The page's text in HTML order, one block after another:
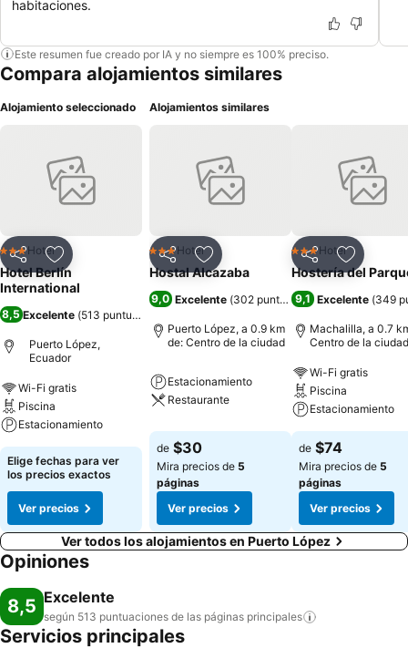
habitaciones.
Este resumen fue creado por IA y no siempre es 100% preciso.
Compara alojamientos similares
Alojamiento seleccionado
CompartirAgregar a favoritos
3 Estrellas
Hotel
Hotel Berlín
International
8,5 Excelente (513 puntuaciones
Puerto López,
Ecuador
Wi-Fi gratis
Piscina
Estacionamiento
Elige fechas para ver
los precios exactos
Ver precios
Alojamientos similares
CompartirAgregar a favoritos
3 Estrellas
Hotel
Hostal Alcazaba
9,0 Excelente (302 puntuaciones)
Puerto López, a 0.9 km
de: Centro de la ciudad
Estacionamiento
Restaurante
de $30
Mira precios de 5
páginas
Ver precios
CompartirAgregar
3 Estrellas
Hotel
Hostería del
9,1 Excelente (349
Machalilla, a 0.7
Centro de la ciudad
Wi-Fi gratis
Piscina
Estacionamiento
de $74
Mira precios de 5
páginas
Ver precios
Ver todos los alojamientos en Puerto López
Opiniones
8,5 Excelente
según 513 puntuaciones de las páginas principales
Servicios principales